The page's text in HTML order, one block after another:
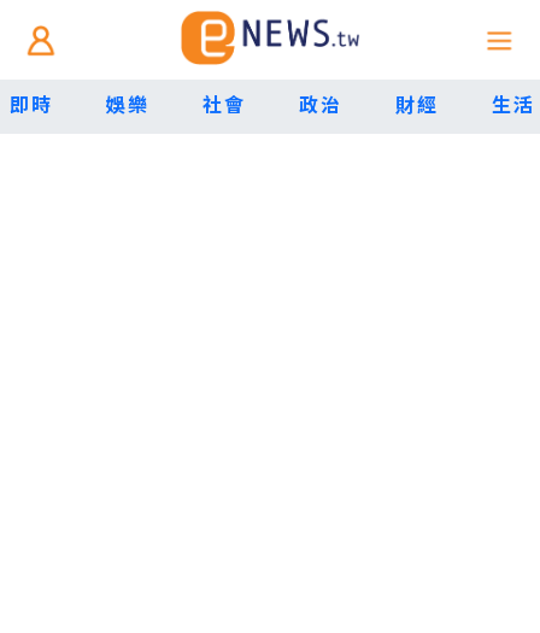
即時 娛樂 社會 政治 財經 生活